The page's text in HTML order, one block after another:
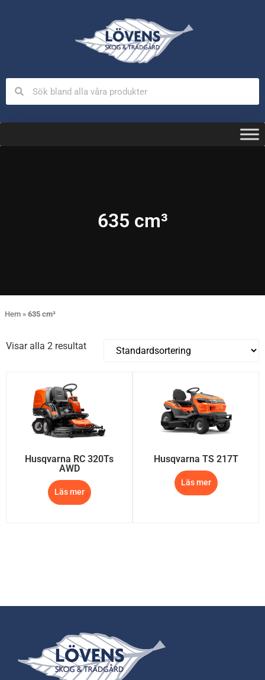
635 cm³
Hem » 635 cm³
Visar alla 2 resultat
Husqvarna RC 320Ts
AWD
Läs mer
Husqvarna TS 217T
Läs mer